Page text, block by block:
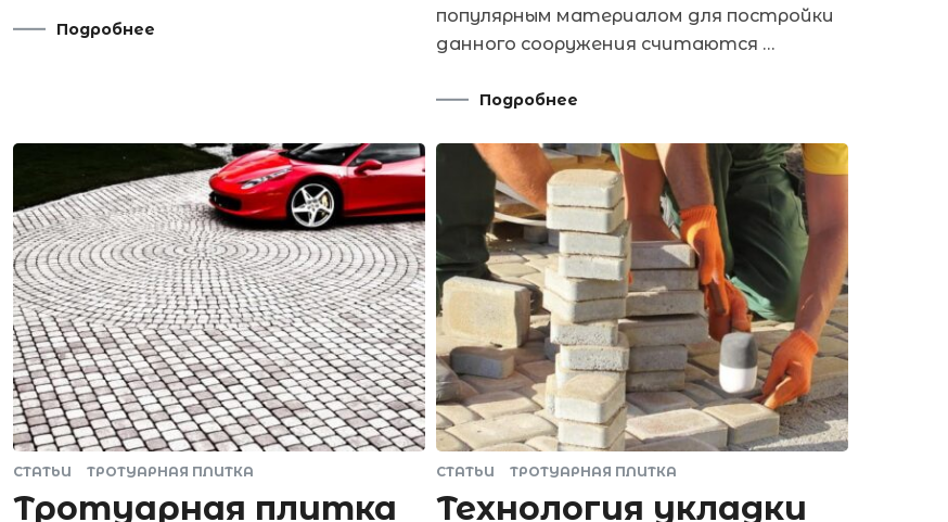
Подробнее
популярным материалом для постройки
данного сооружения считаются …
Подробнее
СТАТЬИ ТРОТУАРНАЯ ПЛИТКА
Тротуарная плитка
СТАТЬИ ТРОТУАРНАЯ ПЛИТКА
Технология укладки